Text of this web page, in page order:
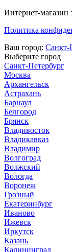
Интернет-магазин
Политика
Ваш город: Санкт-
Выберите город
Санкт-Петербург
Москва
Архангельск
Астрахань
Барнаул
Белгород
Брянск
Владивосток
Владикавказ
Владимир
Волгоград
Волжский
Вологда
Воронеж
Грозный
Екатеринбург
Иваново
Ижевск
Иркутск
Казань
Калининград